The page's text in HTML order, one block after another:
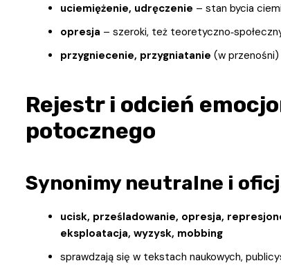
uciemiężenie, udręczenie – stan bycia
opresja – szeroki, też
przygniecenie, przygniatanie (w
Rejestr i odcień
potocznego
Synonimy neutralne i
ucisk, prześladowanie, opresja,
eksploatacja, wyzysk, mobbing
sprawdzają się w tekstach naukowych,